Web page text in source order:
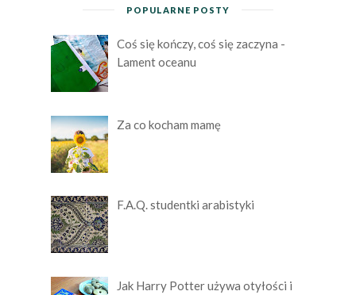
POPULARNE POSTY
Coś się kończy, coś się zaczyna -
Lament oceanu
Za co kocham mamę
F.A.Q. studentki arabistyki
Jak Harry Potter używa otyłości i